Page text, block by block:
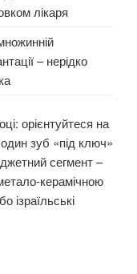
лікаря
– нерідко
орієнтуйтеся на
зуб «під ключ»
сегмент –
керамічною
ізраїльські